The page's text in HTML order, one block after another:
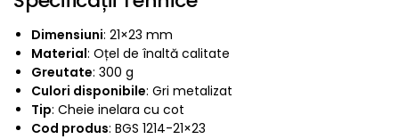
Dimensiuni: 21×23 mm
Material: Oțel de înaltă calitate
Greutate: 300 g
Culori disponibile: Gri metalizat
Tip: Cheie inelara cu cot
Cod produs: BGS 1214-21×23